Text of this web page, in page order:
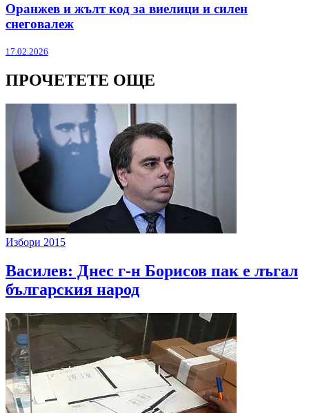
Оранжев и жълт код за виелици и силен
снеговалеж
17.02.2026
ПРОЧЕТЕТЕ ОЩЕ
Избори 2015
Василев: Днес г-н Борисов пак е лъгал
българския народ